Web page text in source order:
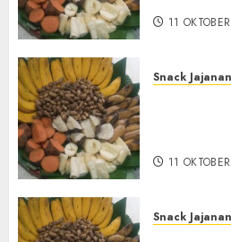
11
Snack
11
Snack